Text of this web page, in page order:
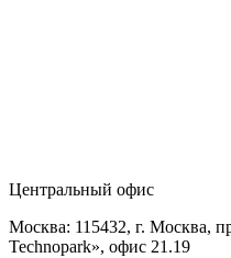
Центральный офис
Москва: 115432, г. Москва,
Technopark», офис 21.19